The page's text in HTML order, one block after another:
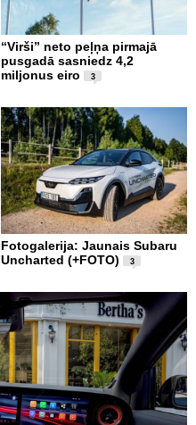
“Virši” neto peļņa pirmajā
pusgadā sasniedz 4,2
miljonus eiro
3
Fotogalerija: Jaunais Subaru
Uncharted (+FOTO)
3